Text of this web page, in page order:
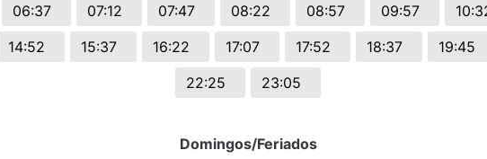
06:37 07:12 07:47 08:22 08:57 09:57
14:52 15:37 16:22 17:07 17:52 18:37 19:45
22:25
23:05
Domingos/Feriados